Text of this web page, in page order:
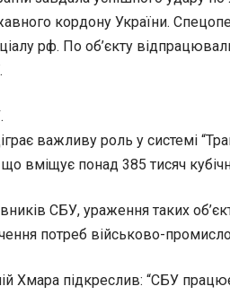
кордону України.
рф. По об’єкту
важливу роль у системі
вміщує понад 385 тисяч
СБУ, ураження таких
потреб військово-
Хмара підкреслив: “СБУ працює